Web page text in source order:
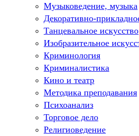
Музыковедение, музыка
Декоративно-
Танцевальное искусство
Изобразительное
Криминология
Криминалистика
Кино и театр
Методика преподавания
Психоанализ
Торговое дело
Религиоведение